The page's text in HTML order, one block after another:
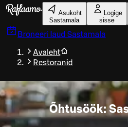
Liigu peamise sisu juurde
Asukoht
Sastamala
Logige
sisse
Broneeri laud Sastamala
Avaleht
Restoranid
Õhtusöök: